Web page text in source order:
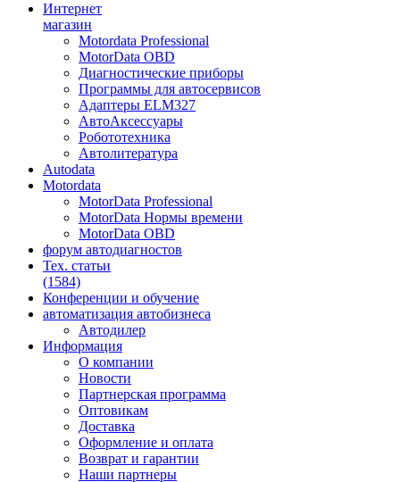
Интернет
магазин
Motordata Professional
MotorData OBD
Диагностические приборы
Программы для автосервисов
Адаптеры ELM327
АвтоАксессуары
Робототехника
Автолитература
Autodata
Motordata
MotorData Professional
MotorData Нормы времени
MotorData OBD
форум автодиагностов
Тех. статьи
(1584)
Конференции и обучение
автоматизация автобизнеса
Автодилер
Информация
О компании
Новости
Партнерская программа
Оптовикам
Доставка
Оформление и оплата
Возврат и гарантии
Наши партнеры